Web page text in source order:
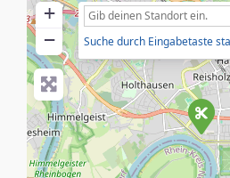
+
−
Suche durch Eingabetaste